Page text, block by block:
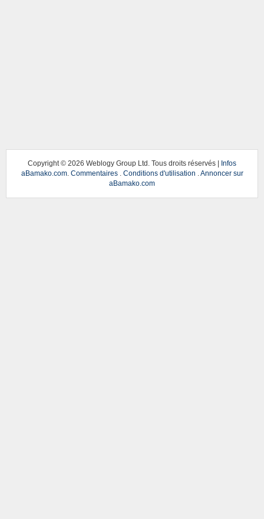
Copyright © 2026 Weblogy Group Ltd. Tous droits réservés |
Infos
aBamako.com. Commentaires. Conditions d'utilisation .Annoncer sur
aBamako.com